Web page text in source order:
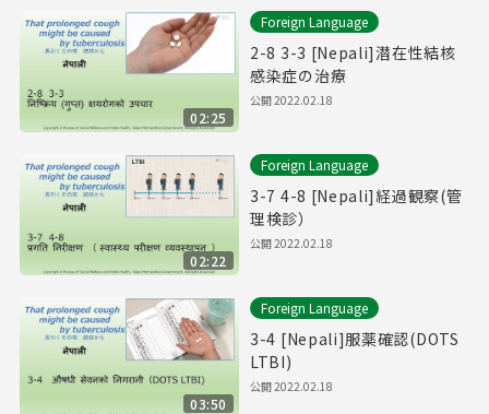
02:25
Foreign Language
2-8 3-3 [Nepali]潜在性結核
感染症の治療
公開2022.02.18
02:22
Foreign Language
3-7 4-8 [Nepali]経過観察(管
理検診）
公開2022.02.18
03:50
Foreign Language
3-4 [Nepali]服薬確認(DOTS
LTBI)
公開2022.02.18